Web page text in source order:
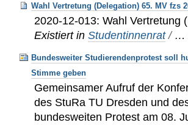
Wahl Vertretung (Delegation) 65. MV fzs
2020-12-013: Wahl Vertretung
Existiert in Studentinnenrat /
Bundesweiter Studierendenprotest soll
Stimme geben
Gemeinsamer Aufruf der
des StuRa TU Dresden und
bundesweiten Protest am 08.